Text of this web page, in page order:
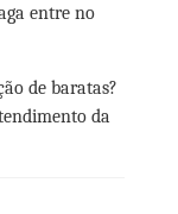
entre no
de baratas?
da